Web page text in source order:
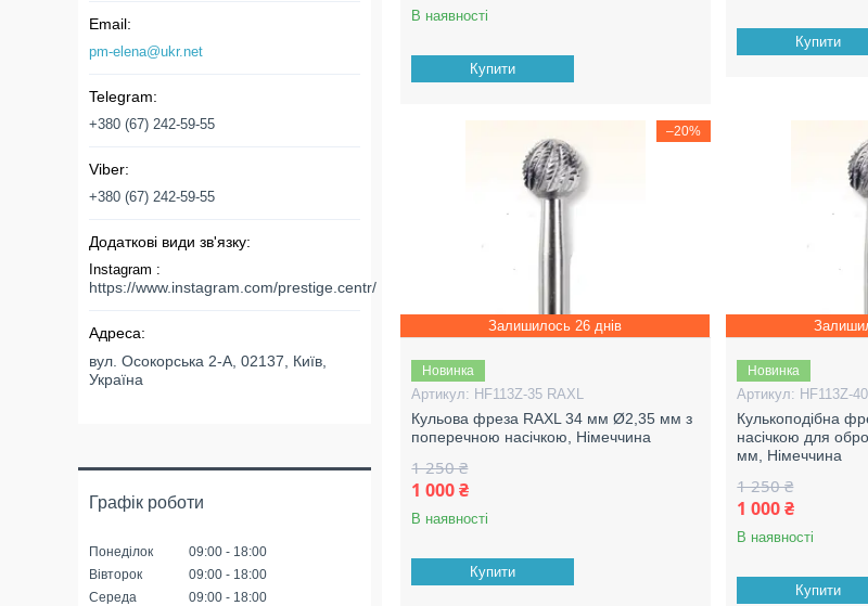
В наявності
Купити
Купити
–20%
Залишилось 26 днів
Новинка
HF113Z-35 RAXL
Кульова фреза RAXL 34 мм Ø2,35 мм з
поперечною насічкою, Німеччина
1 250 ₴
1 000 ₴
В наявності
Купити
Новинка
HF113Z-
Кулькоподібна
насічкою для
мм, Німеччина
1 250 ₴
1 000 ₴
В наявності
Купити
pm-elena@ukr.net
+380 (67) 242-59-55
+380 (67) 242-59-55
Instagram
https://www.instagram.com/prestige.centr/
вул. Осокорська 2-А, 02137, Київ,
Україна
Графік роботи
Понеділок 09:00
18:00
Вівторок
09:00
18:00
Середа
09:00
18:00